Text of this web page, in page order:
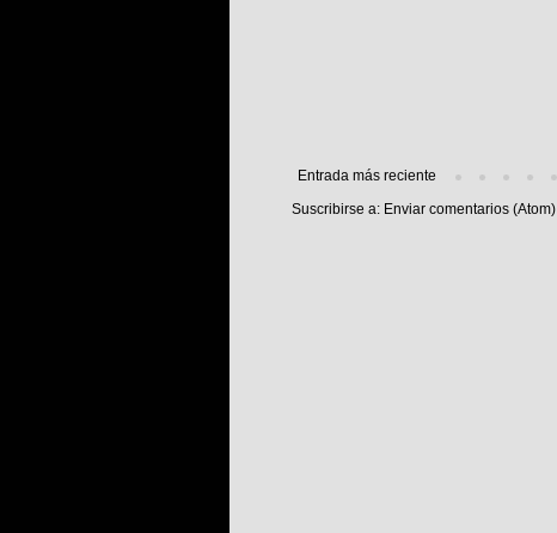
Entrada más reciente
Suscribirse a: Enviar comentarios (Atom)